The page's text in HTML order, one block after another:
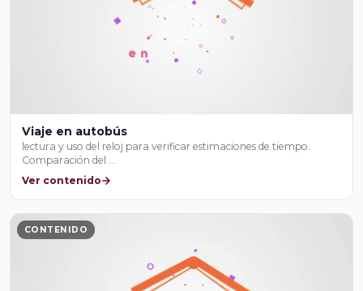
Viaje en autobús
lectura y uso del reloj para verificar estimaciones de tiempo.
Comparación del …
Ver contenido
CONTENIDO